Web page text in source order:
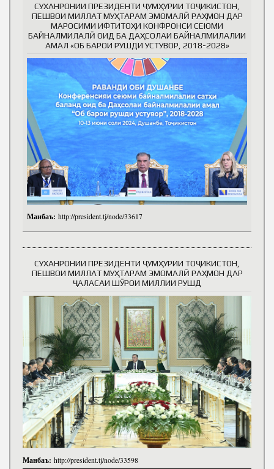
СУХАНРОНИИ ПРЕЗИДЕНТИ ҶУМҲУРИИ ТОҶИКИСТОН,
ПЕШВОИ МИЛЛАТ МУҲТАРАМ ЭМОМАЛӢ РАҲМОН ДАР
МАРОСИМИ ИФТИТОҲИ КОНФРОНСИ СЕЮМИ
БАЙНАЛМИЛАЛӢ ОИД БА ДАҲСОЛАИ БАЙНАЛМИЛАЛИИ
АМАЛ «ОБ БАРОИ РУШДИ УСТУВОР, 2018-2028»
Манбаъ: http://president.tj/node/33617
СУХАНРОНИИ ПРЕЗИДЕНТИ ҶУМҲУРИИ ТОҶИКИСТОН,
ПЕШВОИ МИЛЛАТ МУҲТАРАМ ЭМОМАЛӢ РАҲМОН ДАР
ҶАЛАСАИ ШӮРОИ МИЛЛИИ РУШД
Манбаъ: http://president.tj/node/33598